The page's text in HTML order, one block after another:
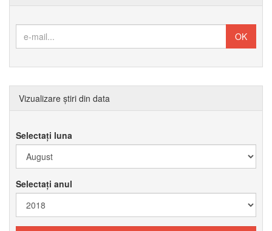
Vizualizare știri din data
Selectați luna
Selectați anul